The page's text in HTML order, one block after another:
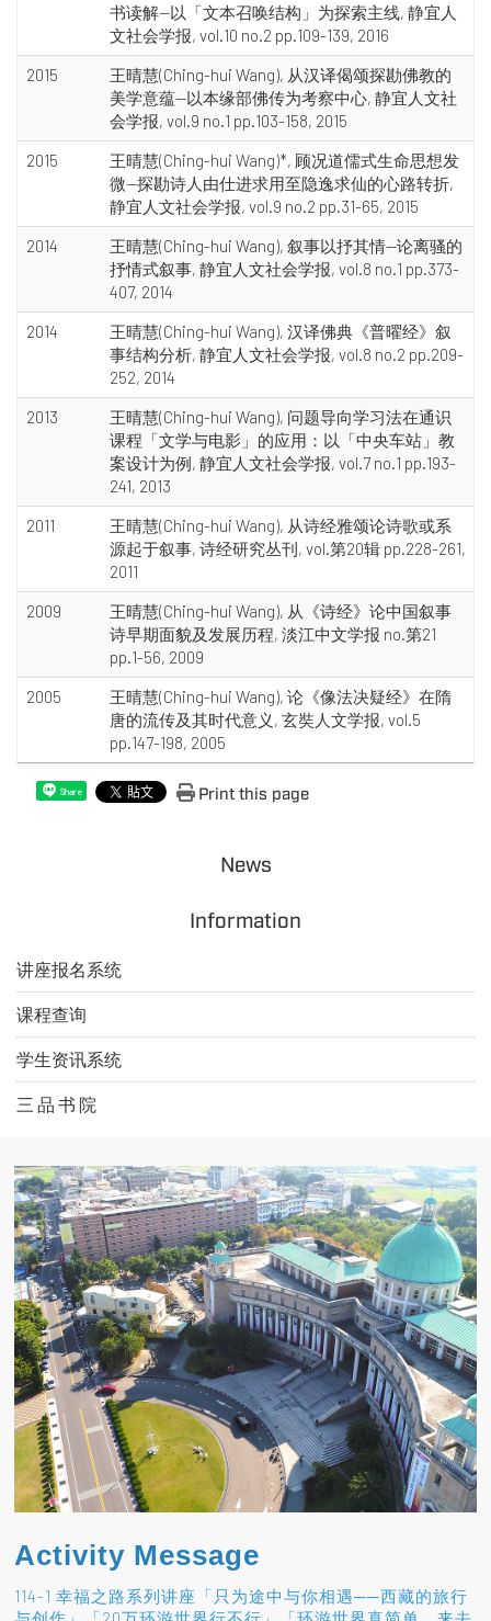
书读解—以「文本召唤结构」为探索主线, 静宜人
文社会学报, vol.10 no.2 pp.109-139, 2016
2015
王晴慧(Ching-hui Wang), 从汉译偈颂探勘佛教的
美学意蕴—以本缘部佛传为考察中心, 静宜人文社
会学报, vol.9 no.1 pp.103-158, 2015
2015
王晴慧(Ching-hui Wang)*, 顾况道儒式生命思想发
微—探勘诗人由仕进求用至隐逸求仙的心路转折,
静宜人文社会学报, vol.9 no.2 pp.31-65, 2015
2014
王晴慧(Ching-hui Wang), 叙事以抒其情—论离骚的
抒情式叙事, 静宜人文社会学报, vol.8 no.1 pp.373-
407, 2014
2014
王晴慧(Ching-hui Wang), 汉译佛典《普曜经》叙
事结构分析, 静宜人文社会学报, vol.8 no.2 pp.209-
252, 2014
2013
王晴慧(Ching-hui Wang), 问题导向学习法在通识
课程「文学与电影」的应用：以「中央车站」教
案设计为例, 静宜人文社会学报, vol.7 no.1 pp.193-
241, 2013
2011
王晴慧(Ching-hui Wang), 从诗经雅颂论诗歌或系
源起于叙事, 诗经研究丛刊, vol.第20辑 pp.228-261,
2011
2009
王晴慧(Ching-hui Wang), 从《诗经》论中国叙事
诗早期面貌及发展历程, 淡江中文学报 no.第21
pp.1-56, 2009
2005
王晴慧(Ching-hui Wang), 论《像法决疑经》在隋
唐的流传及其时代意义, 玄奘人文学报, vol.5
pp.147-198, 2005
Share Print this page
News
Information
讲座报名系统
课程查询
学生资讯系统
三 品 书 院
Activity Message
114-1 幸福之路系列讲座「只为途中与你相遇──西藏的旅行